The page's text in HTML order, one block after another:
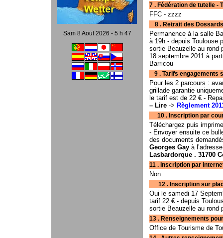
Sam 8 Aout 2026 - 5 h 47
7 . Fédération de tutelle -
FFC - zzzz
8 . Retrait des Dossards
Permanence à la salle
à 19h - depuis Toulouse
sortie Beauzelle au rond
18 septembre 2011 à
Barricou
9 . Tarifs engagements
Pour les 2 parcours :
grillade garantie
le tarif est de 22 € -
– Lire -> Règlement
10 . Inscription par
Téléchargez puis
- Envoyer ensuite ce
des documents
Georges Gay à
Lasbardorque . 31700
11 . Inscription par
Non
12 . Inscription sur place
Oui le samedi 17
tarif 22 € - depuis
sortie Beauzelle au rond
13 . Renseignements pour
Office de Tourisme de